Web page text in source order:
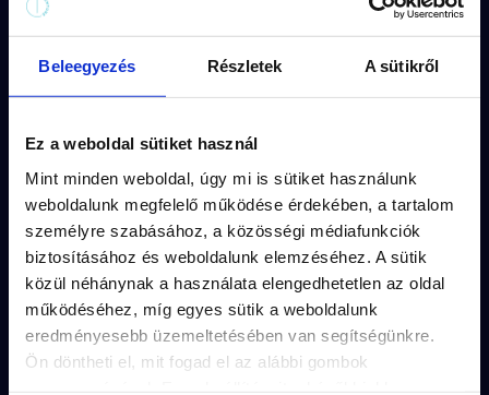
Beleegyezés Részletek A sütikről
Ez a weboldal sütiket használ
Mint minden weboldal, úgy mi is sütiket használunk
weboldalunk megfelelő működése érdekében, a tartalom
személyre szabásához, a közösségi médiafunkciók
biztosításához és weboldalunk elemzéséhez. A sütik
közül néhánynak a használata elengedhetetlen az oldal
működéséhez, míg egyes sütik a weboldalunk
eredményesebb üzemeltetésében van segítségünkre.
Ön döntheti el, mit fogad el az alábbi gombok
van.
A feladványok a küldetés
izgalmas
történetébeilleszkednek.
A város titkos részletei
megoldásokat.
Vedd meg pár kattintással ésjátsszatok
akár azonnal!
Tovább olvasok